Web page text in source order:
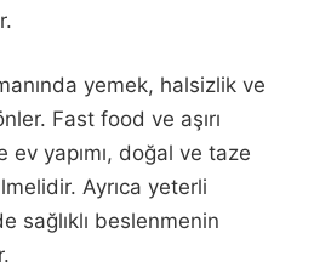
yemek, halsizlik ve
Fast food ve aşırı
ev yapımı, doğal ve taze
Ayrıca yeterli
sağlıklı beslenmenin